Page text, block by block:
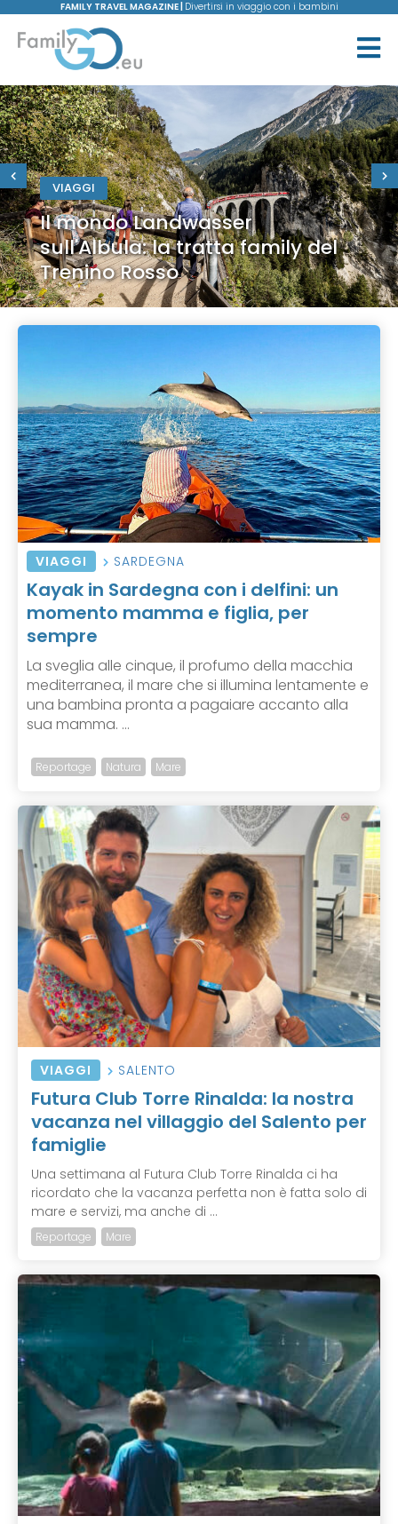
FAMILY TRAVEL MAGAZINE | Divertirsi in viaggio con i bambini
VIAGGI
Il mondo Landwasser
sull'Albula: la tratta family del
Trenino Rosso
VIAGGI SARDEGNA
Kayak in Sardegna con i delfini: un
momento mamma e figlia, per
sempre
La sveglia alle cinque, il profumo della macchia
mediterranea, il mare che si illumina lentamente e
una bambina pronta a pagaiare accanto alla
sua mamma. ...
Reportage Natura Mare
VIAGGI SALENTO
Futura Club Torre Rinalda: la nostra
vacanza nel villaggio del Salento per
famiglie
Una settimana al Futura Club Torre Rinalda ci ha
ricordato che la vacanza perfetta non è fatta solo di
mare e servizi, ma anche di ...
Reportage Mare